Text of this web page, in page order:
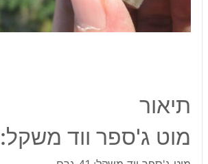
תיאור
מוט ג'ספר ווד משקל: 41 גרם